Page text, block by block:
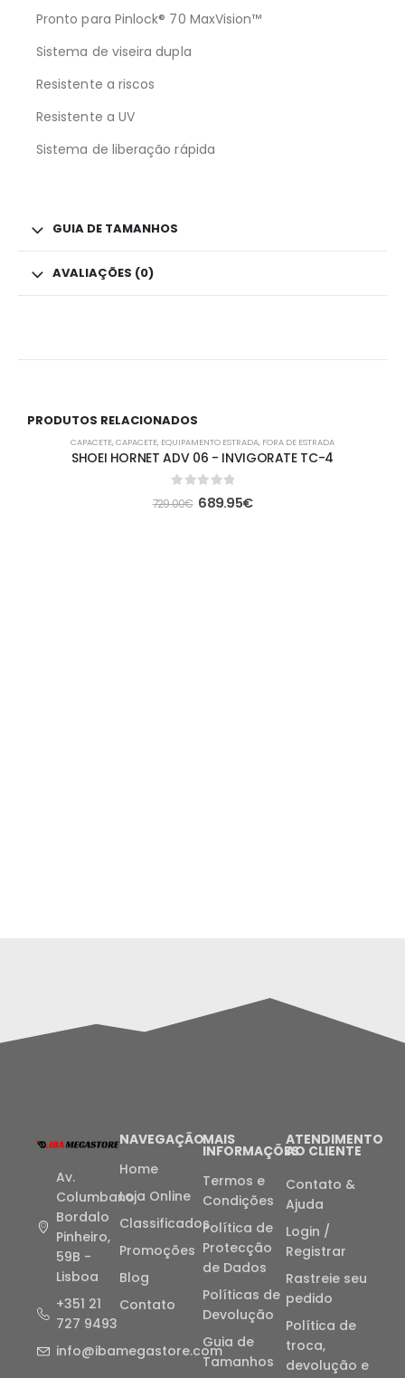
Pronto para Pinlock® 70 MaxVision™
Sistema de viseira dupla
Resistente a riscos
Resistente a UV
Sistema de liberação rápida
GUIA DE TAMANHOS
AVALIAÇÕES (0)
PRODUTOS RELACIONADOS
CAPACETE,CAPACETE, EQUIPAMENTO ESTRADA, FORA DE ESTRADA
SHOEI HORNET ADV 06 - INVIGORATE TC-4
out of 5
729.00€ 689.95€
Av.
Columbano
Bordalo
Pinheiro,
59B -
Lisboa
+351 21
727 9493
info@ibamegastore.com
NAVEGAÇÃO
Home
Loja Online
Classificados
Promoções
Blog
Contato
MAIS
INFORMAÇÕES
Termos e
Condições
Política de
Protecção
de Dados
Políticas de
Devolução
Guia de
Tamanhos
ATENDIMENTO
AO CLIENTE
Contato &
Ajuda
Login /
Registrar
Rastreie seu
pedido
Política de
troca,
devolução e